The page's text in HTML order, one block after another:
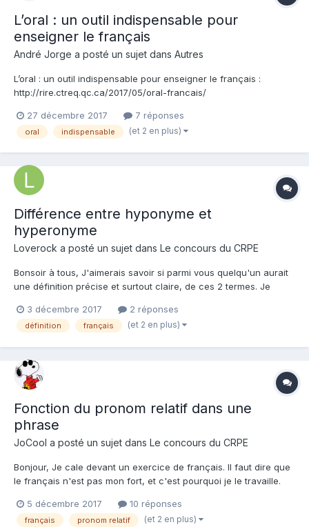
L’oral : un outil indispensable pour
enseigner le français
André Jorge a posté un sujet dans Autres
L’oral : un outil indispensable pour enseigner le français :
http://rire.ctreq.qc.ca/2017/05/oral-francais/
27 décembre 2017 7 réponses
oral indispensable (et 2 en plus)
Différence entre hyponyme et
hyperonyme
Loverock a posté un sujet dans Le concours du CRPE
Bonsoir à tous, J'aimerais savoir si parmi vous quelqu'un aurait
une définition précise et surtout claire, de ces 2 termes. Je
3 décembre 2017
2 réponses
définition français (et 2 en plus)
Fonction du pronom relatif dans une
phrase
JoCool a posté un sujet dans Le concours du CRPE
Bonjour, Je cale devant un exercice de français. Il faut dire que
le français n'est pas mon fort, et c'est pourquoi je le travaille.
trouve tous les pronoms relatifs (qui, que, quoi, dont, où) et
demande de donner leur fonction (on...
5 décembre 2017 10 réponses
français pronom relatif (et 2 en plus)